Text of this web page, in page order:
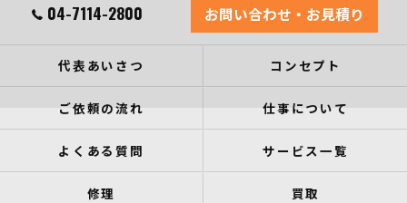
04-7114-2800 お問い合わせ・お見積り
代表あいさつ コンセプト
ご依頼の流れ 仕事について
よくある質問 サービス一覧
修理 買取